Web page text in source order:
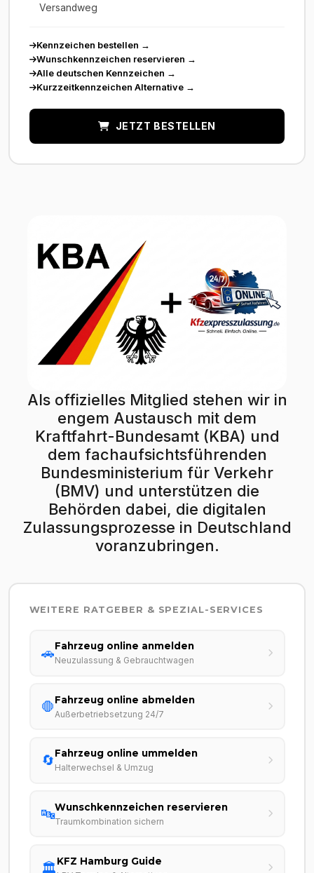
Versandweg
Kennzeichen bestellen →
Wunschkennzeichen reservieren →
Alle deutschen Kennzeichen →
Kurzzeitkennzeichen Alternative →
JETZT BESTELLEN
Als offizielles Mitglied stehen wir in
engem Austausch mit dem
Kraftfahrt-Bundesamt (KBA) und
dem fachaufsichtsführenden
Bundesministerium für Verkehr
(BMV) und unterstützen die
Behörden dabei, die digitalen
Zulassungsprozesse in Deutschland
voranzubringen.
WEITERE RATGEBER & SPEZIAL-SERVICES
🚗Fahrzeug online anmelden
Neuzulassung & Gebrauchtwagen
🛑Fahrzeug online abmelden
Außerbetriebsetzung 24/7
🔄Fahrzeug online ummelden
Halterwechsel & Umzug
🔤Wunschkennzeichen reservieren
Traumkombination sichern
🏛️KFZ Hamburg Guide